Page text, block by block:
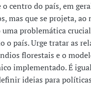
o centro do país, em
mas que se projeta, ao
problemática
o país. Urge tratar as
florestais e o
implementado. É
ideias para